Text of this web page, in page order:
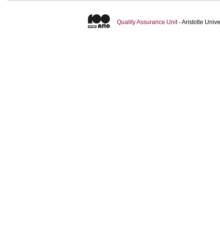
Quality Assurance Unit- Aristotle